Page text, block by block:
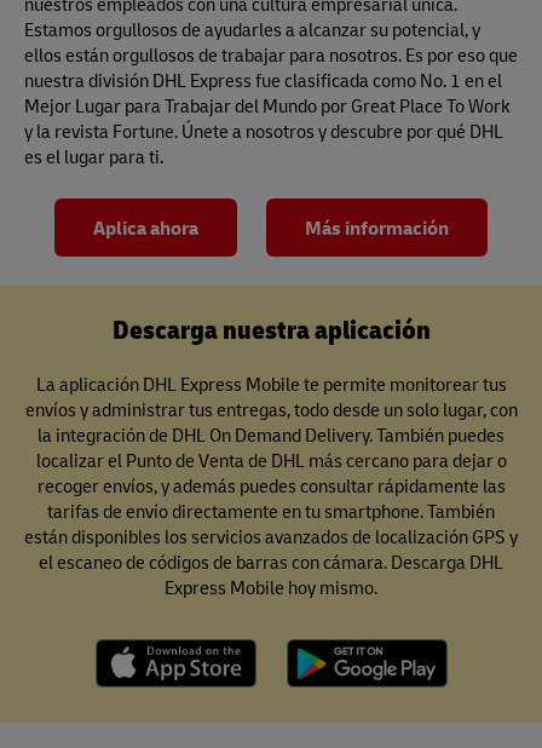
Estamos orgullosos de ayudarles a alcanzar su potencial, y
ellos están orgullosos de trabajar para nosotros. Es por eso que
nuestra división DHL Express fue clasificada como No. 1 en el
Mejor Lugar para Trabajar del Mundo por Great Place To Work
y la revista Fortune. Únete a nosotros y descubre por qué DHL
es el lugar para ti.
Aplica ahora Más información
Descarga nuestra aplicación
La aplicación DHL Express Mobile te permite monitorear tus
envíos y administrar tus entregas, todo desde un solo lugar, con
la integración de DHL On Demand Delivery. También puedes
localizar el Punto de Venta de DHL más cercano para dejar o
recoger envíos, y además puedes consultar rápidamente las
tarifas de envío directamente en tu smartphone. También
están disponibles los servicios avanzados de localización GPS y
el escaneo de códigos de barras con cámara. Descarga DHL
Express Mobile hoy mismo.